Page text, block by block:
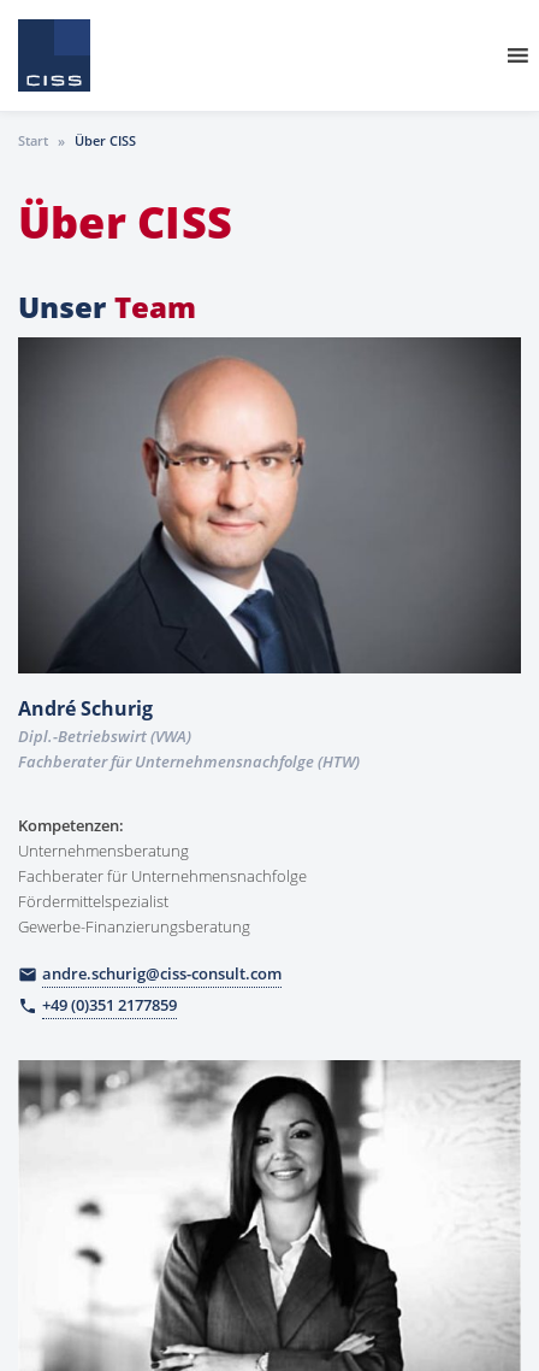
Start » Über CISS
Über CISS
Unser Team
André Schurig
Dipl.-Betriebswirt (VWA)
Fachberater für Unternehmensnachfolge (HTW)
Kompetenzen:
Unternehmensberatung
Fachberater für Unternehmensnachfolge
Fördermittelspezialist
Gewerbe-Finanzierungsberatung
email andre.schurig@ciss-consult.com
phone +49 (0)351 2177859